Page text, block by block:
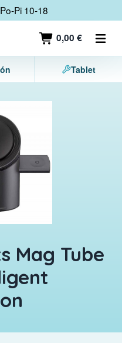
Po-Pi 10-18
0,00 €
Tablet
Mag Tube